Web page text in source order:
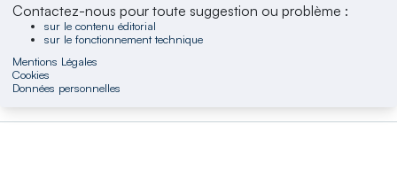
Contactez-nous pour toute suggestion ou problème :
sur le contenu éditorial
sur le fonctionnement technique
Mentions Légales
Cookies
Données personnelles